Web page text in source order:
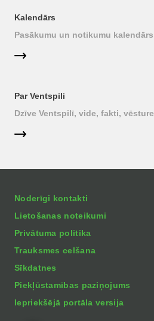
Kalendārs
Pasākumu un notikumu kalendārs
Par Ventspili
Dzīve Ventspilī, vide, fakti, vēsture
Noderīgi kontakti
Lietošanas noteikumi
Privātuma politika
Trauksmes celšana
Sīkdatnes
Piekļūstamības paziņojums
Iepriekšējā portāla versija